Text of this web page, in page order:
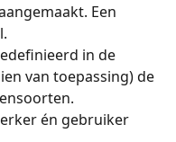
Een
in de
van toepassing) de
én gebruiker